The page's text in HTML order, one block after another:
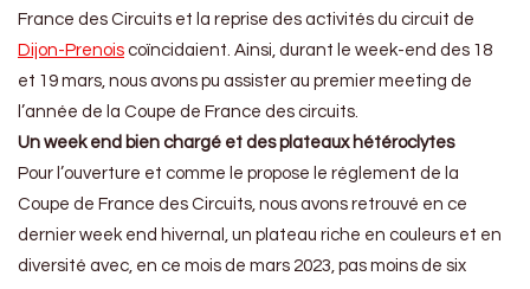
France des Circuits et la reprise des activités du circuit de
Dijon-Prenois coïncidaient. Ainsi, durant le week-end des 18
et 19 mars, nous avons pu assister au premier meeting de
l’année de la Coupe de France des circuits.
Un week end bien chargé et des plateaux hétéroclytes
Pour l’ouverture et comme le propose le réglement de la
Coupe de France des Circuits, nous avons retrouvé en ce
dernier week end hivernal, un plateau riche en couleurs et en
diversité avec, en ce mois de mars 2023, pas moins de six